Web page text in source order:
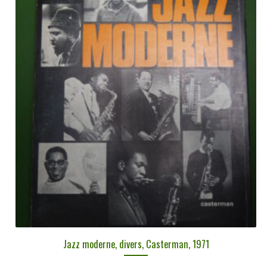
Jazz moderne, divers, Casterman, 1971